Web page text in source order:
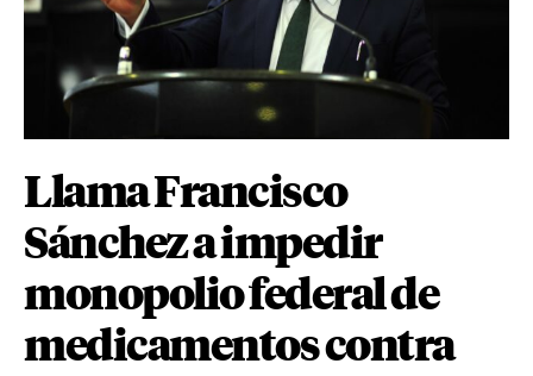
Llama Francisco
Sánchez a impedir
monopolio federal de
medicamentos contra